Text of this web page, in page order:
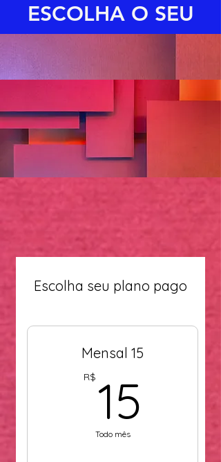
ESCOLHA O SEU
Escolha seu plano pago
Mensal 15
R$ 15 15R$
Todo mês